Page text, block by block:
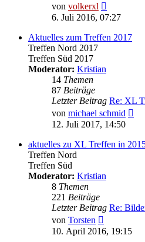
von volkerxl
Beitrag
6. Juli 2016, 07:27
Aktuelles zum Treffen 2017
Treffen Nord 2017
Treffen Süd 2017
Moderator: Kristian
14 Themen
87 Beiträge
Letzter Beitrag Re: XL
von michael schmid
12. Juli 2017, 14:50
aktuelles zu XL Treffen in
Treffen Nord
Treffen Süd
Moderator: Kristian
8 Themen
221 Beiträge
Letzter Beitrag Re:
von Torsten
Beitrag
10. April 2016, 19:15